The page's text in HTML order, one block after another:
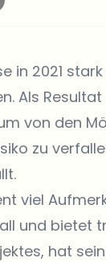
in 2021
Als
von den
zu
viel
und bietet
hat